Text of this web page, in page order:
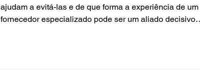
ajudam a evitá-las e de que forma a experiência de um
fornecedor especializado pode ser um aliado decisivo